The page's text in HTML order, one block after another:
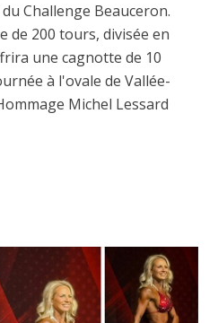
Challenge Beauceron.
de 200 tours, divisée en
une cagnotte de 10
à l'ovale de Vallée-
Michel Lessard